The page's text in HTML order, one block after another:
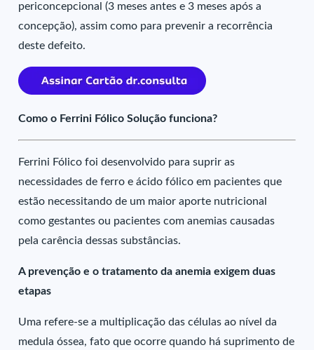
periconcepcional (3 meses antes e 3 meses após a
concepção), assim como para prevenir a recorrência
deste defeito.
Como o Ferrini Fólico Solução funciona?
Ferrini Fólico foi desenvolvido para suprir as
necessidades de ferro e ácido fólico em pacientes que
estão necessitando de um maior aporte nutricional
como gestantes ou pacientes com anemias causadas
pela carência dessas substâncias.
A prevenção e o tratamento da anemia exigem duas
etapas
Uma refere-se a multiplicação das células ao nível da
medula óssea, fato que ocorre quando há suprimento de